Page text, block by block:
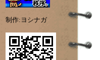
制作:ヨシナガ